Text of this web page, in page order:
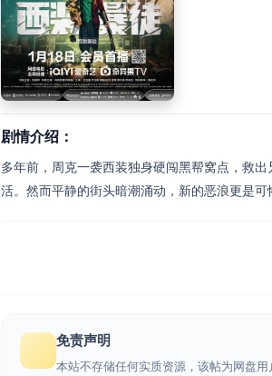
剧情介绍：
多年前，周克一袭西装独身硬闯黑帮窝点，救
活。然而平静的街头暗潮涌动，新的恶浪更是可
免责声明
本站不存储任何实质资源，该帖为网盘